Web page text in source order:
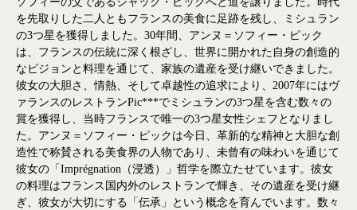
ソフィーの父であるジャック・ピックへと道を譲りました。時代
を先取りした二人ともフランスの美食に足跡を残し、ミシュラン
の3つ星を獲得しました。30年間、アンヌ＝ソフィー・ピック
は、フランスの伝統に深く根ざし、世界に開かれた自身の創造的
なビジョンと料理を通じて、家族の遺産を受け継いできました。
彼女の大胆さ、情熱、そして卓越性の追求により、2007年にはヴ
ァランスのレストランPic***でミシュランの3つ星を含む数々の
賞を獲得し、当時フランスで唯一の3つ星女性シェフとなりまし
た。アンヌ＝ソフィー・ピックは今日、革新的な精神と大胆な創
造性で称賛される美食界の人物であり、未曾有の味わいを通じて
彼女の「Imprégnation（浸透）」哲学を際立たせています。彼女
の料理はフランス国内外のレストランで輝き、その遺産を受け継
ぎ、彼女が大切にする「伝承」という概念を育んでいます。数々